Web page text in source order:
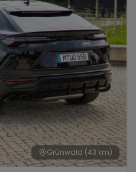
Grünwald (43 km)